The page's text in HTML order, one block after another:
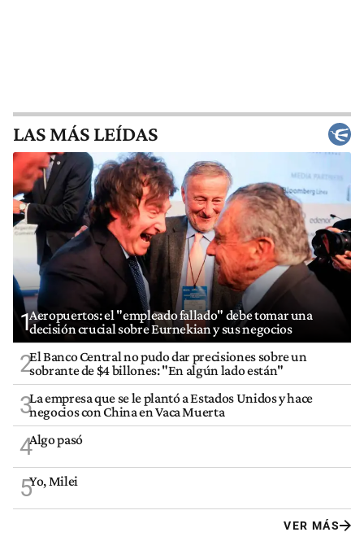
LAS MÁS LEÍDAS
1Aeropuertos: el "empleado fallado" debe tomar una
decisión crucial sobre Eurnekian y sus negocios
2El Banco Central no pudo dar precisiones sobre un
sobrante de $4 billones: "En algún lado están"
3La empresa que se le plantó a Estados Unidos y hace
negocios con China en Vaca Muerta
4Algo pasó
5Yo, Milei
VER MÁS